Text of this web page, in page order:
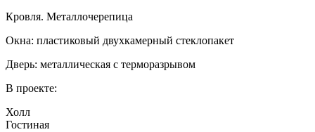
Кровля. Металлочерепица
Окна: пластиковый двухкамерный стеклопакет
Дверь: металлическая с терморазрывом
В проекте:
Холл
Гостиная